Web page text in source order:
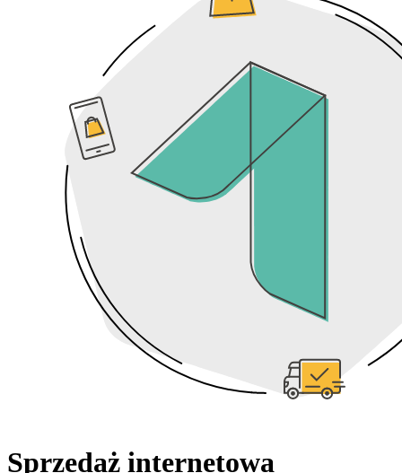
Sprzedaż internetowa